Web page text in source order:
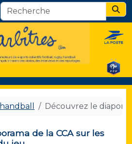
handball Découvrez le
de la CCA sur les